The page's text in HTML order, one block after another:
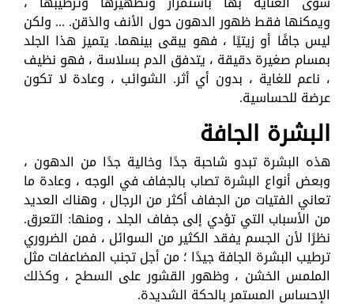
ويمكنها فقط ظهور الدهون حول الأنف والذقن. ... ولكن
ليس جافًا أو زيتيًا ، فهو يبقى بينهما. يتميز هذا الجلد
بمسام صغيرة دقيقة ، يتدفق الدم بسلاسة ، فهو نظيف
، ناعم للغاية ، بدون أي أثر. الشوائب ، وعادة لا تكون
عرضة للحساسية.
البشرة الجافة
هذه البشرة تبدو شاحبة جدًا وخالية جدًا من الدهون ،
وبعض أنواع البشرة تصاب بالجفاف في الوجه ، وعادة ما
تعاني الفتيات من الجفاف أكثر من الرجال ، وهناك العديد
من الأسباب التي تؤدي إلى جفاف الجلد ، ومنها: التعرق.
نظرًا لأن الجسم يفقد الكثير من السوائل ، فمن الضروري
ترطيب البشرة الجافة جيدًا ؛ من أجل تجنب المضاعفات مثل
الملمس الخشن ، وظهور القشور على السطح ، وكذلك
الإحساس المستمر بالحكة الشديدة.